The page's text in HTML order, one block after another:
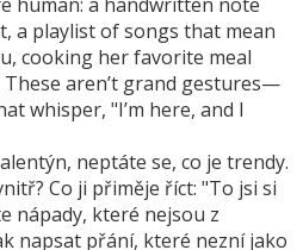
a playlist of songs that mean
cooking her favorite meal
These aren’t grand gestures—
whisper, "I’m here, and I
neptáte se, co je trendy.
Co ji přiměje říct: "To jsi si
nápady, které nejsou z
napsat přání, které nezní jako